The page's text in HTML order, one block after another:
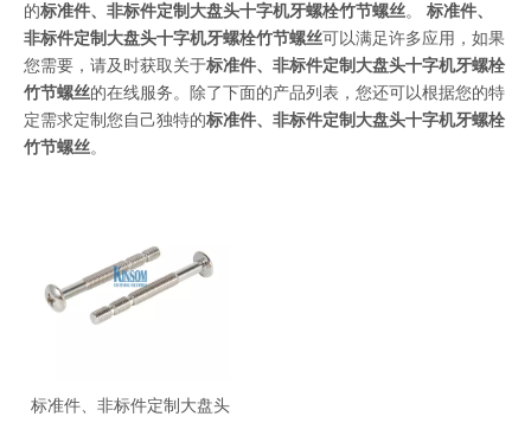
的标准件、非标件定制大盘头十字机牙螺栓竹节螺丝。 标准件、
非标件定制大盘头十字机牙螺栓竹节螺丝可以满足许多应用，如果
您需要，请及时获取关于标准件、非标件定制大盘头十字机牙螺栓
竹节螺丝的在线服务。除了下面的产品列表，您还可以根据您的特
定需求定制您自己独特的标准件、非标件定制大盘头十字机牙螺栓
竹节螺丝。
标准件、非标件定制大盘头